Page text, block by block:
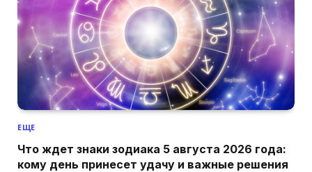
ЕЩЕ
Что ждет знаки зодиака 5 августа 2026 года:
кому день принесет удачу и важные решения